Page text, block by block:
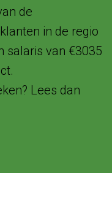
de
in de regio
salaris van €3035
Lees dan